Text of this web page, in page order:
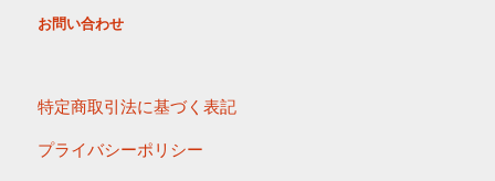
お問い合わせ
特定商取引法に基づく表記
プライバシーポリシー